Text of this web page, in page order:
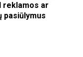
reklamos ar
pasiūlymus